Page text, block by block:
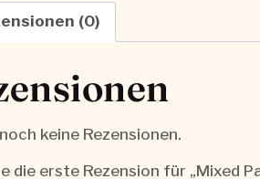
(0)
keine Rezensionen.
die erste Rezension für „Mixed